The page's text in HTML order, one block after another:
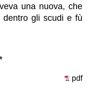
una nuova, che
gli scudi e fù
pdf